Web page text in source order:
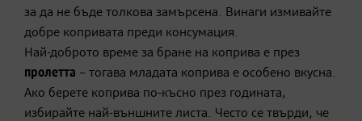
за да не бъде толкова замърсена. Винаги измивайте
добре копривата преди консумация.
Най-доброто време за бране на коприва е през
пролетта – тогава младата коприва е особено вкусна.
Ако берете коприва по-късно през годината,
избирайте най-външните листа. Често се твърди, че